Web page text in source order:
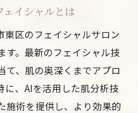
イシャルとは
東区のフェイシャルサロン
す。最新のフェイシャル技
て、肌の奥深くまでアプロ
に、AIを活用した肌分析技
施術を提供し、より効果的